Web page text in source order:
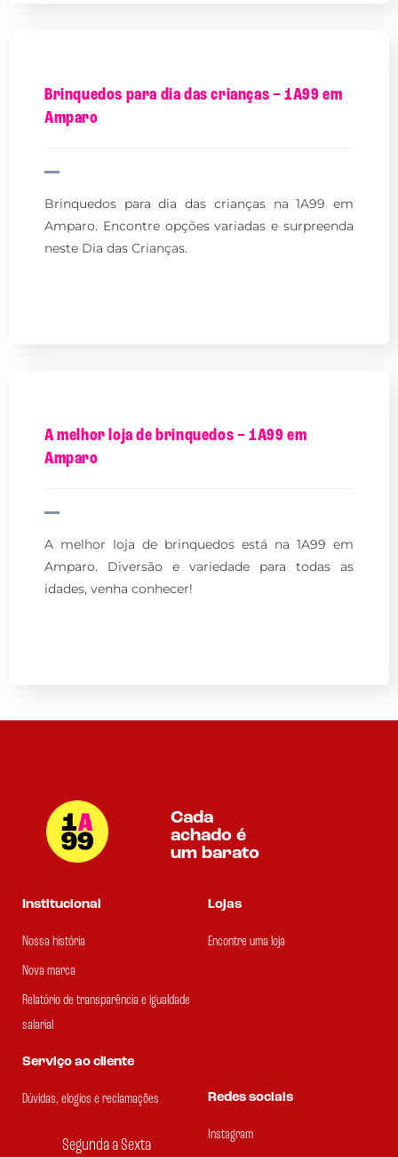
Brinquedos para dia das crianças – 1A99 em
Amparo
Brinquedos para dia das crianças na 1A99 em
Amparo. Encontre opções variadas e surpreenda
neste Dia das Crianças.
A melhor loja de brinquedos – 1A99 em
Amparo
A melhor loja de brinquedos está na 1A99 em
Amparo. Diversão e variedade para todas as
idades, venha conhecer!
Cada
achado é
um barato
Institucional
Nossa história
Nova marca
Relatório de transparência e igualdade
salarial
Lojas
Encontre uma loja
Serviço ao cliente
Dúvidas, elogios e reclamações
Segunda a Sexta
Redes sociais
Instagram